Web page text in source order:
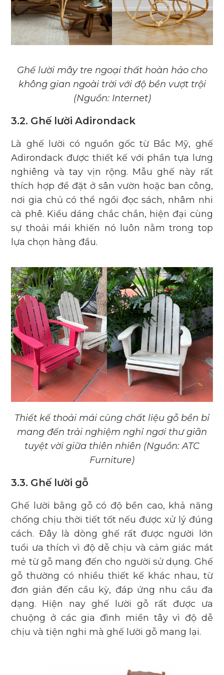
Ghế lười mây tre ngoại thất hoàn hảo cho
không gian ngoài trời với độ bền vượt trội
(Nguồn: Internet)
3.2. Ghế lười Adirondack
Là ghế lười có nguồn gốc từ Bắc Mỹ, ghế
Adirondack được thiết kế với phần tựa lưng
nghiêng và tay vịn rộng. Mẫu ghế này rất
thích hợp để đặt ở sân vườn hoặc ban công,
nơi gia chủ có thể ngồi đọc sách, nhâm nhi
cà phê. Kiểu dáng chắc chắn, hiện đại cùng
sự thoải mái khiến nó luôn nằm trong top
lựa chọn hàng đầu.
Thiết kế thoải mái cùng chất liệu gỗ bền bỉ
mang đến trải nghiệm nghỉ ngơi thư giãn
tuyệt vời giữa thiên nhiên (Nguồn: ATC
Furniture)
3.3. Ghế lười gỗ
Ghế lười bằng gỗ có độ bền cao, khả năng
chống chịu thời tiết tốt nếu được xử lý đúng
cách. Đây là dòng ghế rất được người lớn
tuổi ưa thích vì độ dễ chịu và cảm giác mát
mẻ từ gỗ mang đến cho người sử dụng. Ghế
gỗ thường có nhiều thiết kế khác nhau, từ
đơn giản đến cầu kỳ, đáp ứng nhu cầu đa
dạng. Hiện nay ghế lười gỗ rất được ưa
chuộng ở các gia đình miền tây vì độ dễ
chịu và tiện nghi mà ghế lười gỗ mang lại.